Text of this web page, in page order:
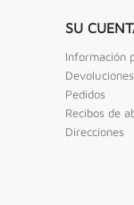
SU
Información
Pedidos
Recibos de
Direcciones